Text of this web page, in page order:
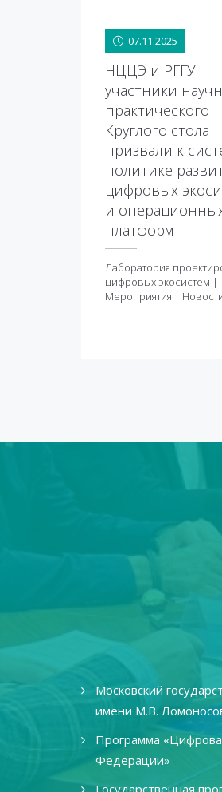
07.11.2025
НЦЦЭ и РГГУ:
участники
практического
Круглого стола
призвали к
политике
цифровых
и
платформ
Лаборатория
цифровых экосистем |
Мероприятия |
Лаборатория
проектирования цифровых
экосистем|Мероприятия|
Московский
имени М.В.
Программа
Федерации»
Государственная